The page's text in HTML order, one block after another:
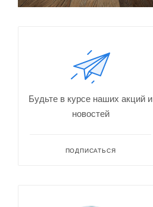
Будьте в курсе наших акций и
новостей
ПОДПИСАТЬСЯ